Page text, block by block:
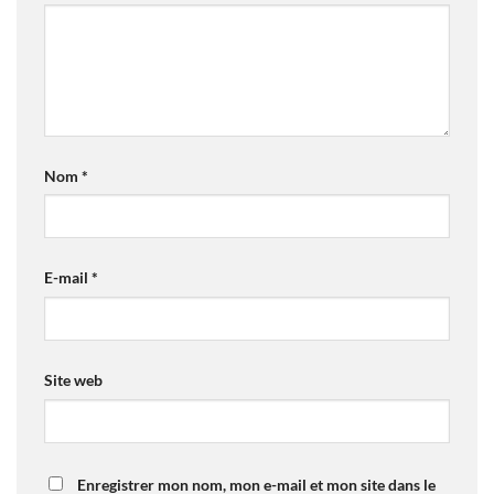
Nom *
E-mail *
Site web
Enregistrer mon nom, mon e-mail et mon site dans le